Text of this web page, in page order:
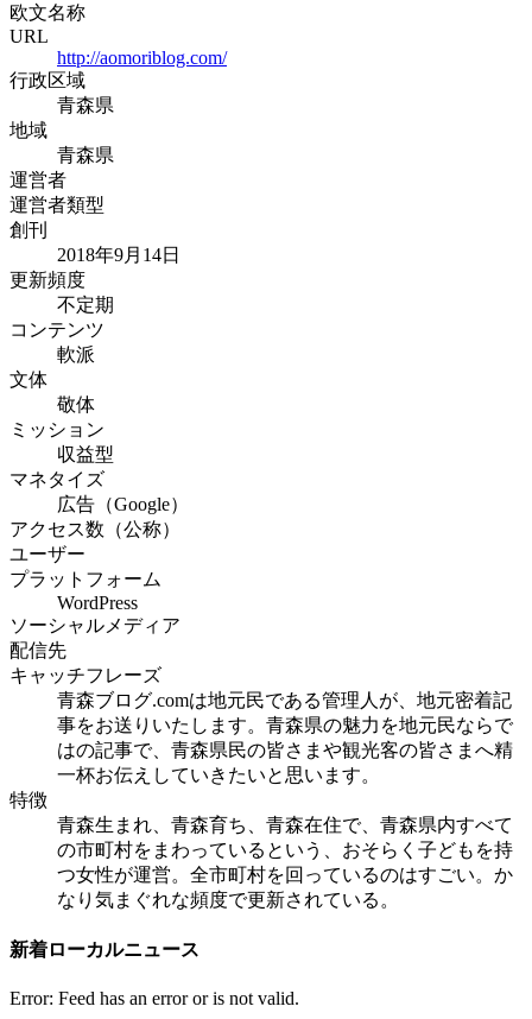
欧文名称
URL
http://aomoriblog.com/
行政区域
青森県
地域
青森県
運営者
運営者類型
創刊
2018年9月14日
更新頻度
不定期
コンテンツ
軟派
文体
敬体
ミッション
収益型
マネタイズ
広告（Google）
アクセス数（公称）
ユーザー
プラットフォーム
WordPress
ソーシャルメディア
配信先
キャッチフレーズ
青森ブログ.comは地元民である管理人が、地元密着記
事をお送りいたします。青森県の魅力を地元民ならで
はの記事で、青森県民の皆さまや観光客の皆さまへ精
一杯お伝えしていきたいと思います。
特徴
青森生まれ、青森育ち、青森在住で、青森県内すべて
の市町村をまわっているという、おそらく子どもを持
つ女性が運営。全市町村を回っているのはすごい。か
なり気まぐれな頻度で更新されている。
新着ローカルニュース
Error: Feed has an error or is not valid.